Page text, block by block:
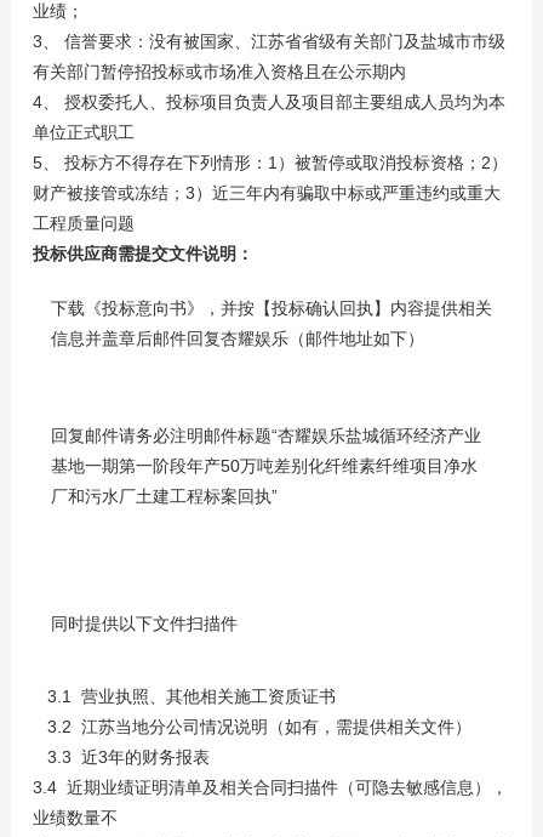
业绩；
3、 信誉要求：没有被国家、江苏省省级有关部门及盐城市市级
有关部门暂停招投标或市场准入资格且在公示期内
4、 授权委托人、投标项目负责人及项目部主要组成人员均为本
单位正式职工
5、 投标方不得存在下列情形：1）被暂停或取消投标资格；2）
财产被接管或冻结；3）近三年内有骗取中标或严重违约或重大
工程质量问题
投标供应商需提交文件说明：
下载《投标意向书》，并按【投标确认回执】内容提供相关
信息并盖章后邮件回复杏耀娱乐（邮件地址如下）
回复邮件请务必注明邮件标题“杏耀娱乐盐城循环经济产业
基地一期第一阶段年产50万吨差别化纤维素纤维项目净水
厂和污水厂土建工程标案回执”
同时提供以下文件扫描件
3.1 营业执照、其他相关施工资质证书
3.2 江苏当地分公司情况说明（如有，需提供相关文件）
3.3 近3年的财务报表
3.4 近期业绩证明清单及相关合同扫描件（可隐去敏感信息），
业绩数量不